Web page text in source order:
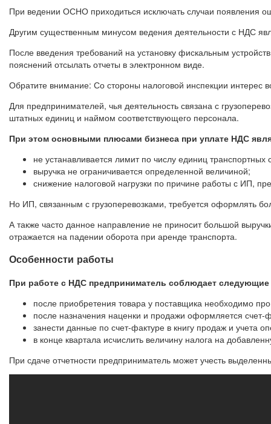
При ведении ОСНО приходиться исключать случаи появления
Другим существенным минусом ведения деятельности с НДС
После введения требований на установку фискальным
пояснений отсылать отчеты в электронном виде.
Обратите внимание: Со стороны налоговой инспекции интерес
Для предпринимателей, чья деятельность связана с
штатных единиц и наймом соответствующего персонала.
При этом основными плюсами бизнеса при уплате НДС
не устанавливается лимит по числу единиц транспортных
выручка не ограничивается определенной величиной;
снижение налоговой нагрузки по причине работы с ИП,
Но ИП, связанным с грузоперевозками, требуется оформлять
А также часто данное направление не приносит большой
отражается на падении оборота при аренде транспорта.
Особенности работы
При работе с НДС предприниматель соблюдает следующие
после приобретения товара у поставщика необходимо
после назначения наценки и продажи оформляется счет-
занести данные по счет-фактуре в книгу продаж и учета
в конце квартала исчислить величину налога на
При сдаче отчетности предприниматель может учесть